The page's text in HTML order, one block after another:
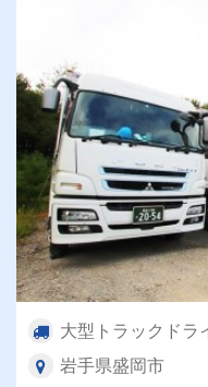
大型トラックドラ
岩手県盛岡市